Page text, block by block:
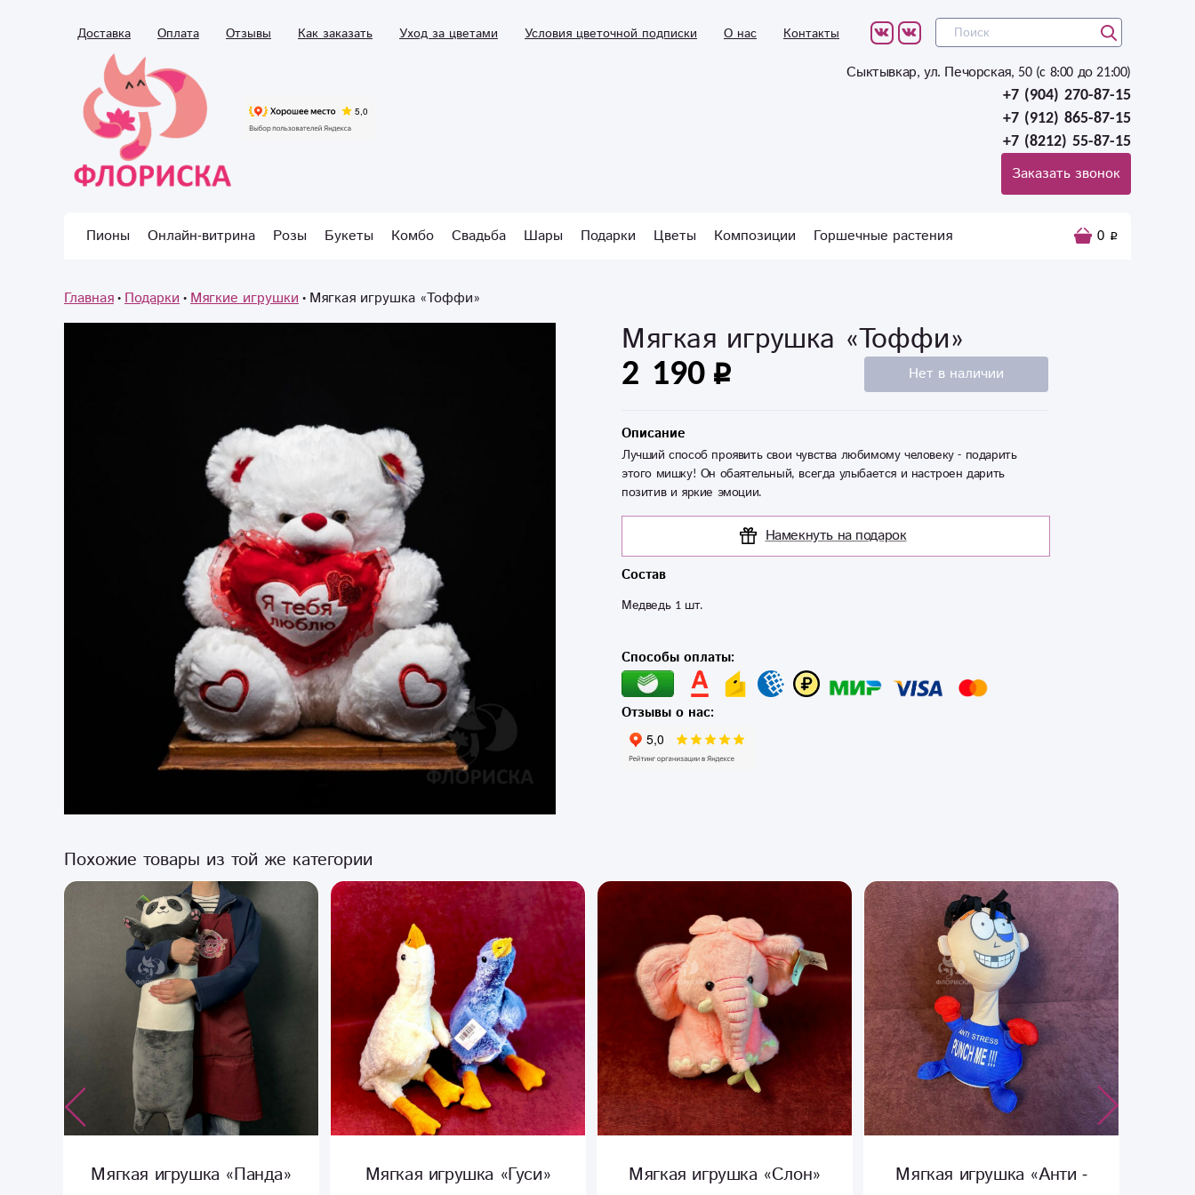
Доставка Оплата Отзывы Как заказать Уход за цветами Условия цветочной подписки О нас Контакты
Сыктывкар, ул. Печорская, 50 (c 8:00 до 21:00)
+7 (904) 270-87-15
+7 (912) 865-87-15
+7 (8212) 55-87-15
Заказать звонок
Пионы Онлайн-витрина Розы Букеты Комбо Свадьба Шары Подарки Цветы Композиции Горшечные растения 0
Главная Подарки Мягкие игрушки Мягкая игрушка «Тоффи»
Мягкая игрушка «Тоффи»
2 190 Нет в наличии
Описание
Лучший способ проявить свои чувства любимому человеку - подарить
этого мишку! Он обаятельный, всегда улыбается и настроен дарить
позитив и яркие эмоции.
Намекнуть на подарок
Состав
Медведь 1 шт.
Способы оплаты:
Отзывы о нас:
Похожие товары из той же категории
Мягкая игрушка «Гуси» Мягкая игрушка «Слон»
Мягкая игрушка «Анти -
Мягкая игрушка «Кью с